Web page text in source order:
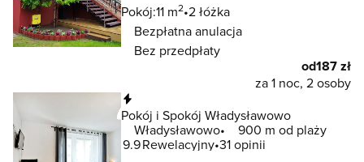
Pokój:11 m2 2 łóżka
Bezpłatna anulacja
Bez przedpłaty
od187 zł
za 1 noc, 2 osoby
Pokój i Spokój Władysławowo
Władysławowo
900 m od plaży
9.9Rewelacyjny 31 opinii